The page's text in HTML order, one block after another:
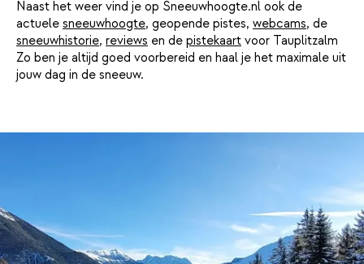
Naast het weer vind je op Sneeuwhoogte.nl ook de
actuele sneeuwhoogte, geopende pistes, webcams, de
sneeuwhistorie, reviews en de pistekaart voor Tauplitzalm
Zo ben je altijd goed voorbereid en haal je het maximale uit
jouw dag in de sneeuw.